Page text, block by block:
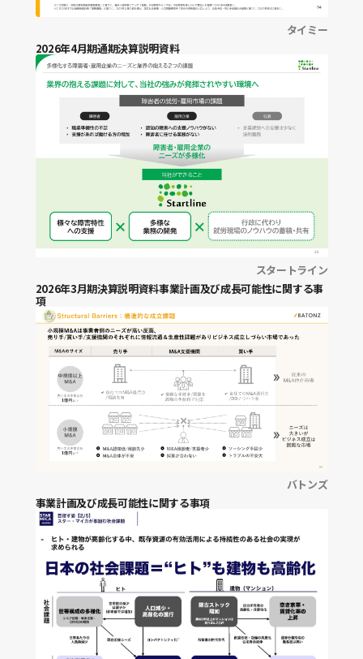
2026年4月期通期決算説明資料
タイミー
2026年3月期決算説明資料事業計画及び成長可能性に関する事
項
スタートライン
事業計画及び成長可能性に関する事項
バトンズ
役員一覧
沿革
ビジネスモデル
事業ポートフォリオ
トラックレコード
At a glance
ミッション・ビジョン
事業・サービス一覧
成長戦略
AI戦略
ポートフォリオ戦略
M&A戦略
競争優位性
CS
KPI
ハイライト・サマリー
コホートチャート
業績予想